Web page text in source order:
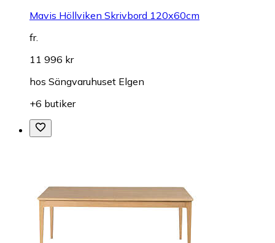
Mavis Höllviken Skrivbord 120x60cm
fr.
11 996 kr
hos Sängvaruhuset Elgen
+6 butiker